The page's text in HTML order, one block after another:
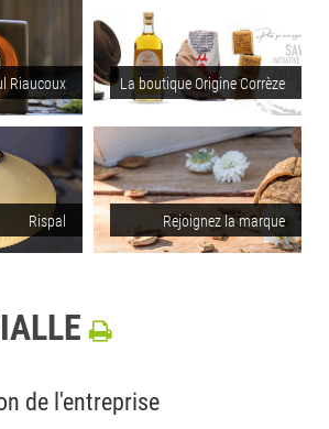
Riaucoux La boutique Origine Corrèze
Rispal Rejoignez la marque
de l'entreprise